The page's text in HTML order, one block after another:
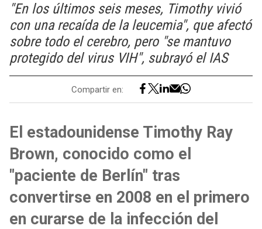
"En los últimos seis meses, Timothy vivió
con una recaída de la leucemia", que afectó
sobre todo el cerebro, pero "se mantuvo
protegido del virus VIH", subrayó el IAS
Compartir en:
El estadounidense Timothy Ray
Brown, conocido como el
"paciente de Berlín" tras
convertirse en 2008 en el primero
en curarse de la infección del